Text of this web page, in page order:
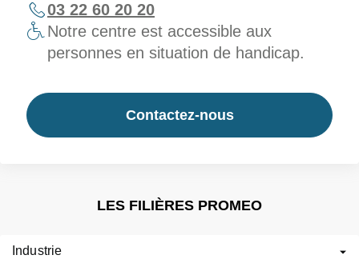
03 22 60 20 20
Notre centre est accessible aux
personnes en situation de handicap.
Contactez-nous
LES FILIÈRES PROMEO
Industrie